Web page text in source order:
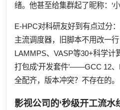
绪。他甚至给集群起了昵称：‘小
E-HPC对科研友好到有点过分
主流调度器，旧脚本不用改一行
LAMMPS、VASP等30+科学计
打包成‘开发套件’——GCC 12
全配齐，版本冲突？不存在的。
影视公司的‘秒级开工流水